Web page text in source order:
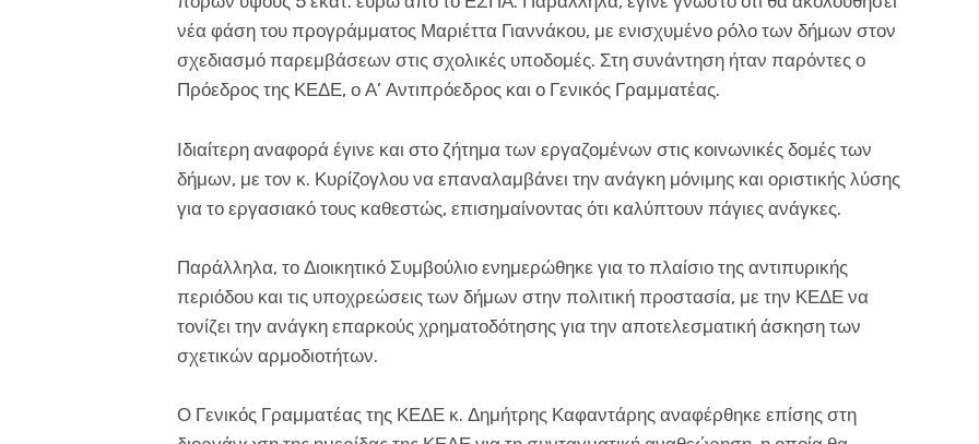
νέα φάση του προγράμματος Μαριέττα Γιαννάκου, με ενισχυμένο ρόλο των δήμων στον
σχεδιασμό παρεμβάσεων στις σχολικές υποδομές. Στη συνάντηση ήταν παρόντες ο
Πρόεδρος της ΚΕΔΕ, ο Α’ Αντιπρόεδρος και ο Γενικός Γραμματέας.
Ιδιαίτερη αναφορά έγινε και στο ζήτημα των εργαζομένων στις κοινωνικές δομές των
δήμων, με τον κ. Κυρίζογλου να επαναλαμβάνει την ανάγκη μόνιμης και οριστικής λύσης
για το εργασιακό τους καθεστώς, επισημαίνοντας ότι καλύπτουν πάγιες ανάγκες.
Παράλληλα, το Διοικητικό Συμβούλιο ενημερώθηκε για το πλαίσιο της αντιπυρικής
περιόδου και τις υποχρεώσεις των δήμων στην πολιτική προστασία, με την ΚΕΔΕ να
τονίζει την ανάγκη επαρκούς χρηματοδότησης για την αποτελεσματική άσκηση των
σχετικών αρμοδιοτήτων.
Ο Γενικός Γραμματέας της ΚΕΔΕ κ. Δημήτρης Καφαντάρης αναφέρθηκε επίσης στη